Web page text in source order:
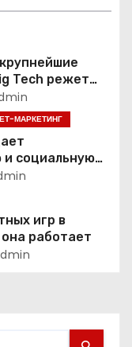
Tech режет
МАРКЕТИНГ
и социальную
это
игр в
работает